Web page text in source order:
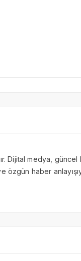
Dijital medya,
özgün haber